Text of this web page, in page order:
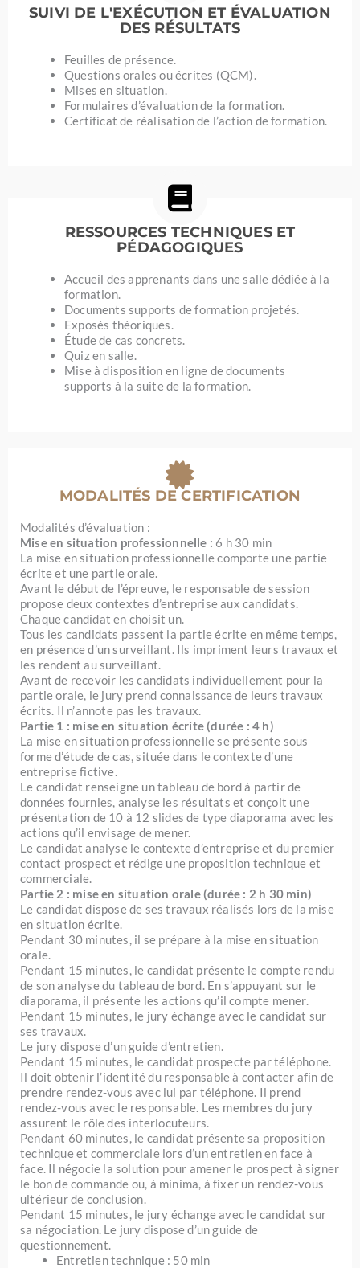
SUIVI DE L'EXÉCUTION ET ÉVALUATION
DES RÉSULTATS
Feuilles de présence.
Questions orales ou écrites (QCM).
Mises en situation.
Formulaires d’évaluation de la formation.
Certificat de réalisation de l’action de formation.
RESSOURCES TECHNIQUES ET
PÉDAGOGIQUES
Accueil des apprenants dans une salle dédiée à la
formation.
Documents supports de formation projetés.
Exposés théoriques.
Étude de cas concrets.
Quiz en salle.
Mise à disposition en ligne de documents
supports à la suite de la formation.
MODALITÉS DE CERTIFICATION
Modalités d’évaluation :
Mise en situation professionnelle : 6 h 30 min
La mise en situation professionnelle comporte une partie
écrite et une partie orale.
Avant le début de l’épreuve, le responsable de session
propose deux contextes d’entreprise aux candidats.
Chaque candidat en choisit un.
Tous les candidats passent la partie écrite en même temps,
en présence d’un surveillant. Ils impriment leurs travaux et
les rendent au surveillant.
Avant de recevoir les candidats individuellement pour la
partie orale, le jury prend connaissance de leurs travaux
écrits. Il n’annote pas les travaux.
Partie 1 : mise en situation écrite (durée : 4 h)
La mise en situation professionnelle se présente sous
forme d’étude de cas, située dans le contexte d’une
entreprise fictive.
Le candidat renseigne un tableau de bord à partir de
données fournies, analyse les résultats et conçoit une
présentation de 10 à 12 slides de type diaporama avec les
actions qu’il envisage de mener.
Le candidat analyse le contexte d’entreprise et du premier
contact prospect et rédige une proposition technique et
commerciale.
Partie 2 : mise en situation orale (durée : 2 h 30 min)
Le candidat dispose de ses travaux réalisés lors de la mise
en situation écrite.
Pendant 30 minutes, il se prépare à la mise en situation
orale.
Pendant 15 minutes, le candidat présente le compte rendu
de son analyse du tableau de bord. En s’appuyant sur le
diaporama, il présente les actions qu’il compte mener.
Pendant 15 minutes, le jury échange avec le candidat sur
ses travaux.
Le jury dispose d’un guide d’entretien.
Pendant 15 minutes, le candidat prospecte par téléphone.
Il doit obtenir l’identité du responsable à contacter afin de
prendre rendez-vous avec lui par téléphone. Il prend
rendez-vous avec le responsable. Les membres du jury
assurent le rôle des interlocuteurs.
Pendant 60 minutes, le candidat présente sa proposition
technique et commerciale lors d’un entretien en face à
face. Il négocie la solution pour amener le prospect à signer
le bon de commande ou, à minima, à fixer un rendez-vous
ultérieur de conclusion.
Pendant 15 minutes, le jury échange avec le candidat sur
sa négociation. Le jury dispose d’un guide de
questionnement.
Entretien technique : 50 min